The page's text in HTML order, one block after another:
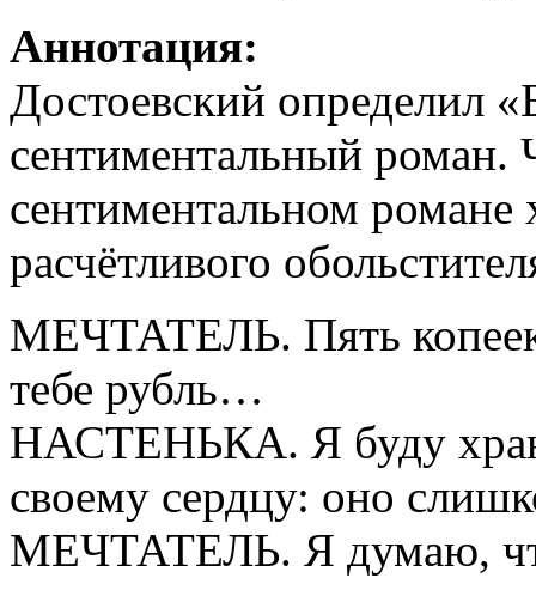
Аннотация:
Достоевский определил
сентиментальный роман.
сентиментальном
расчётливого
МЕЧТАТЕЛЬ. Пять
тебе рубль…
НАСТЕНЬКА. Я буду
своему сердцу: оно
МЕЧТАТЕЛЬ. Я думаю,